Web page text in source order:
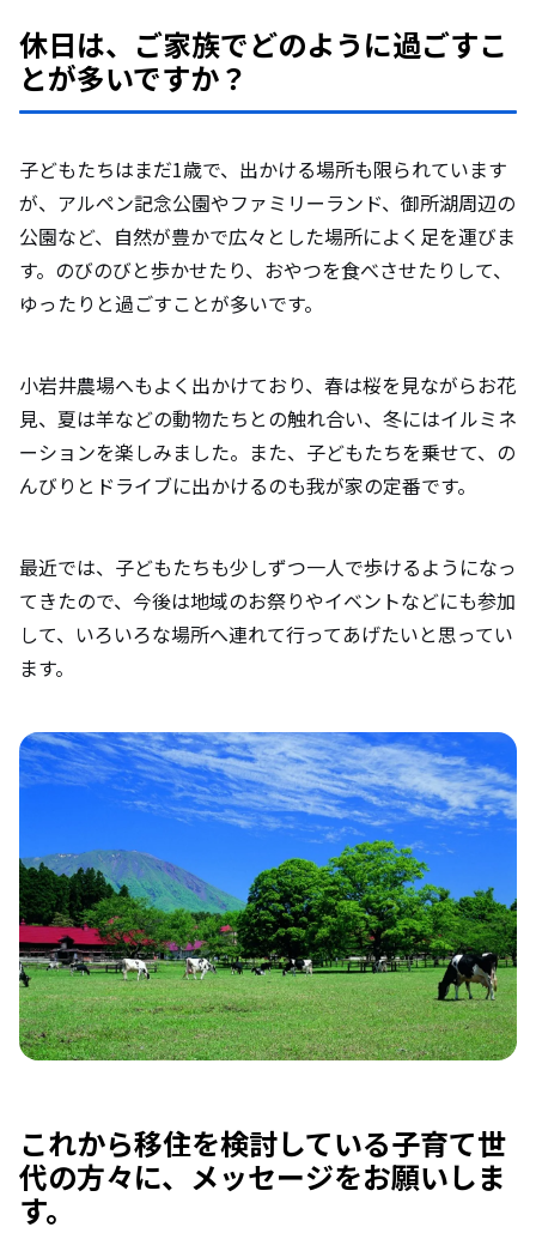
休日は、ご家族でどのように過ごすこ
とが多いですか？
子どもたちはまだ1歳で、出かける場所も限られています
が、アルペン記念公園やファミリーランド、御所湖周辺の
公園など、自然が豊かで広々とした場所によく足を運びま
す。のびのびと歩かせたり、おやつを食べさせたりして、
ゆったりと過ごすことが多いです。
小岩井農場へもよく出かけており、春は桜を見ながらお花
見、夏は羊などの動物たちとの触れ合い、冬にはイルミネ
ーションを楽しみました。また、子どもたちを乗せて、の
んびりとドライブに出かけるのも我が家の定番です。
最近では、子どもたちも少しずつ一人で歩けるようになっ
てきたので、今後は地域のお祭りやイベントなどにも参加
して、いろいろな場所へ連れて行ってあげたいと思ってい
ます。
これから移住を検討している子育て世
代の方々に、メッセージをお願いしま
す。